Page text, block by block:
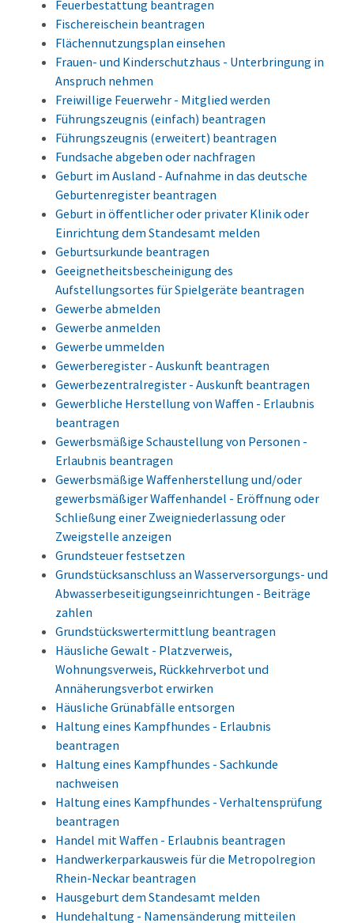
Feuerbestattung beantragen
Fischereischein beantragen
Flächennutzungsplan einsehen
Frauen- und Kinderschutzhaus - Unterbringung in
Anspruch nehmen
Freiwillige Feuerwehr - Mitglied werden
Führungszeugnis (einfach) beantragen
Führungszeugnis (erweitert) beantragen
Fundsache abgeben oder nachfragen
Geburt im Ausland - Aufnahme in das deutsche
Geburtenregister beantragen
Geburt in öffentlicher oder privater Klinik oder
Einrichtung dem Standesamt melden
Geburtsurkunde beantragen
Geeignetheitsbescheinigung des
Aufstellungsortes für Spielgeräte beantragen
Gewerbe abmelden
Gewerbe anmelden
Gewerbe ummelden
Gewerberegister - Auskunft beantragen
Gewerbezentralregister - Auskunft beantragen
Gewerbliche Herstellung von Waffen - Erlaubnis
beantragen
Gewerbsmäßige Schaustellung von Personen -
Erlaubnis beantragen
Gewerbsmäßige Waffenherstellung und/oder
gewerbsmäßiger Waffenhandel - Eröffnung oder
Schließung einer Zweigniederlassung oder
Zweigstelle anzeigen
Grundsteuer festsetzen
Grundstücksanschluss an Wasserversorgungs- und
Abwasserbeseitigungseinrichtungen - Beiträge
zahlen
Grundstückswertermittlung beantragen
Häusliche Gewalt - Platzverweis,
Wohnungsverweis, Rückkehrverbot und
Annäherungsverbot erwirken
Häusliche Grünabfälle entsorgen
Haltung eines Kampfhundes - Erlaubnis
beantragen
Haltung eines Kampfhundes - Sachkunde
nachweisen
Haltung eines Kampfhundes - Verhaltensprüfung
beantragen
Handel mit Waffen - Erlaubnis beantragen
Handwerkerparkausweis für die Metropolregion
Rhein-Neckar beantragen
Hausgeburt dem Standesamt melden
Hundehaltung - Namensänderung mitteilen